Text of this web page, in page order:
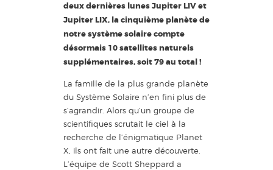
deux dernières lunes Jupiter LIV et
Jupiter LIX, la cinquième planète de
notre système solaire compte
désormais 10 satellites naturels
supplémentaires, soit 79 au total !
La famille de la plus grande planète
du Système Solaire n’en fini plus de
s’agrandir. Alors qu’un groupe de
scientifiques scrutait le ciel à la
recherche de l’énigmatique Planet
X, ils ont fait une autre découverte.
L’équipe de Scott Sheppard a